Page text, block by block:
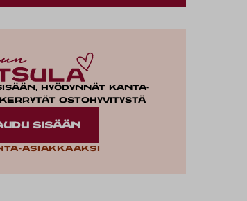
hyödynnät kanta-
ostohyvitystä
SISÄÄN
asiakkaaksi